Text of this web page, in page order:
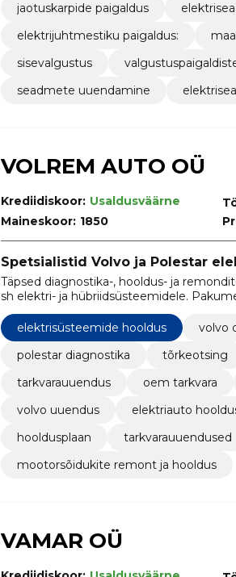
jaotuskarpide paigaldus
elektrijuhtmestiku paigaldus:
sisevalgustus
seadmete uuendamine
VOLREM AUTO OÜ
Krediidiskoor: Usaldusväärne
Maineskoor: 1850
Spetsialistid Volvo ja Polestar
Täpsed diagnostika-, hooldus- ja
sh elektri- ja hübriidsüsteemidele.
ning ööpäevaringset võtmejärelteenust.
elektrisüsteemide hooldus
volvo
polestar diagnostika
tõrkeotsing
tarkvarauuendus
oem tarkvara
volvo uuendus
elektriauto
hooldusplaan
tarkvarauuendused
mootorsõidukite remont ja hooldus
VAMAR OÜ